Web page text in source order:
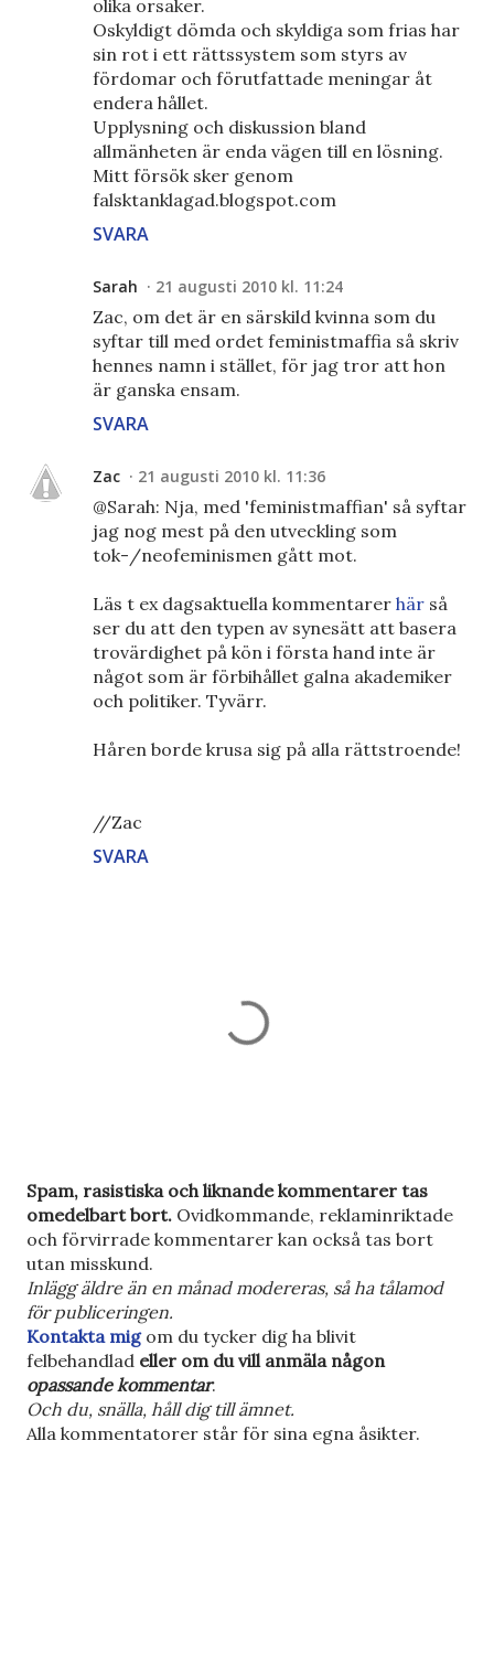
olika orsaker.
Oskyldigt dömda och skyldiga som frias har
sin rot i ett rättssystem som styrs av
fördomar och förutfattade meningar åt
endera hållet.
Upplysning och diskussion bland
allmänheten är enda vägen till en lösning.
Mitt försök sker genom
falsktanklagad.blogspot.com
SVARA
Sarah 21 augusti 2010 kl. 11:24
Zac, om det är en särskild kvinna som du
syftar till med ordet feministmaffia så skriv
hennes namn i stället, för jag tror att hon
är ganska ensam.
SVARA
Zac 21 augusti 2010 kl. 11:36
@Sarah: Nja, med 'feministmaffian' så syftar
jag nog mest på den utveckling som
tok-/neofeminismen gått mot.
Läs t ex dagsaktuella kommentarer här så
ser du att den typen av synesätt att basera
trovärdighet på kön i första hand inte är
något som är förbihållet galna akademiker
och politiker. Tyvärr.
Håren borde krusa sig på alla rättstroende!
//Zac
SVARA
S
k
i
c
k
a
e
n
k
o
m
Spam, rasistiska och liknande kommentarer tas
omedelbart bort. Ovidkommande, reklaminriktade
och förvirrade kommentarer kan också tas bort
utan misskund.
Inlägg äldre än en månad modereras, så ha tålamod
för publiceringen.
Kontakta migom du tycker dig ha blivit
felbehandlad eller om du vill anmäla någon
opassande kommentar.
Och du, snälla, håll dig till ämnet.
Alla kommentatorer står för sina egna åsikter.